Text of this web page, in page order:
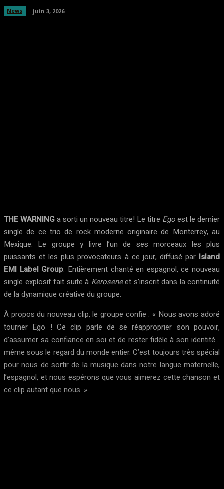
News juin 3, 2026
THE WARNINGa sorti un nouveau titre! Le titre Egoest le dernier
single de ce trio de rock moderne originaire de Monterrey, au
Mexique. Le groupe y livre l’un de ses morceaux les plus
puissants et les plus provocateurs à ce jour, diffusé parIsland
EMI Label Group. Entièrement chanté en espagnol, ce nouveau
single explosif fait suite à Keroseneet s’inscrit dans la continuité
de la dynamique créative du groupe.
À propos du nouveau clip, le groupe confie : « Nous avons adoré
tourner Ego ! Ce clip parle de se réapproprier son pouvoir,
d’assumer sa confiance en soi et de rester fidèle à son identité…
même sous le regard du monde entier. C’est toujours très spécial
pour nous de sortir de la musique dans notre langue maternelle,
l’espagnol, et nous espérons que vous aimerez cette chanson et
ce clip autant que nous. »